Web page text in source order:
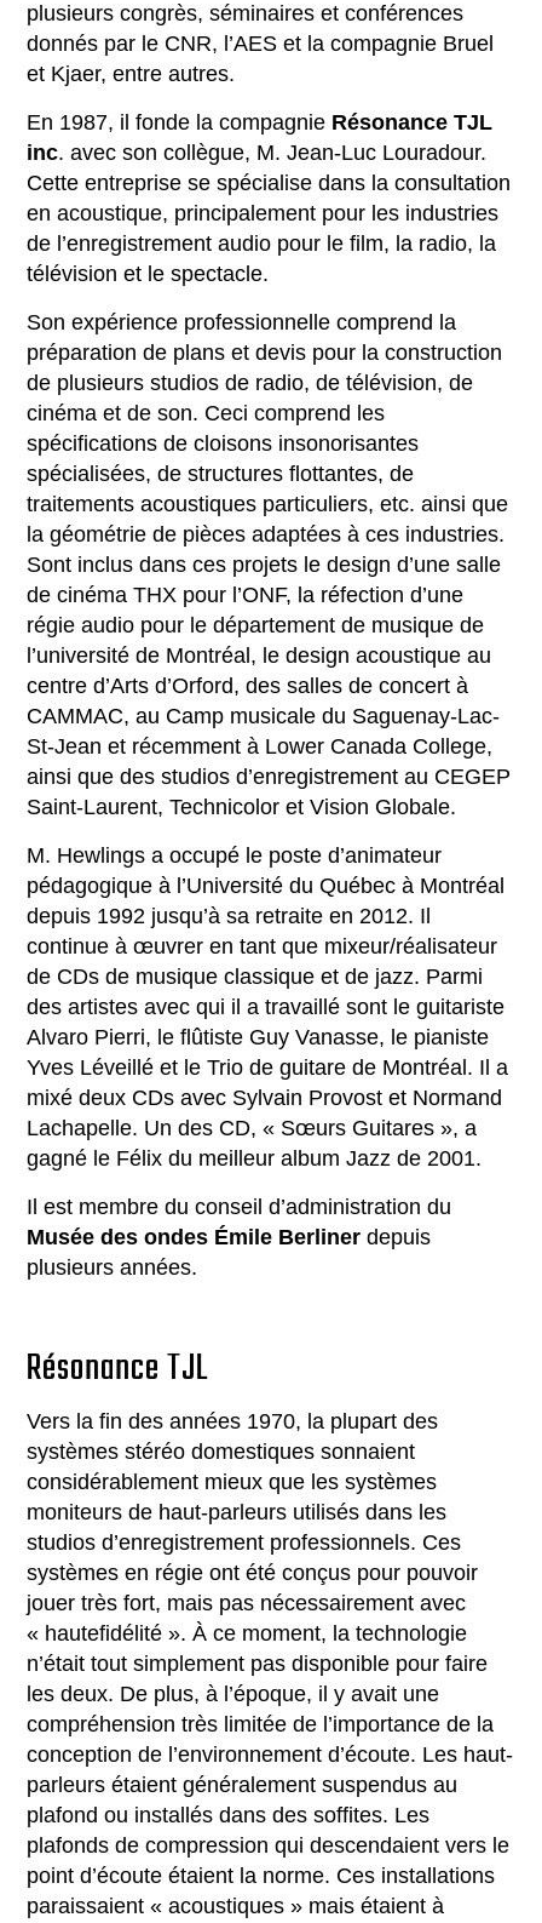
plusieurs congrès, séminaires et conférences
donnés par le CNR, l’AES et la compagnie Bruel
et Kjaer, entre autres.
En 1987, il fonde la compagnie Résonance TJL
inc. avec son collègue, M. Jean-Luc Louradour.
Cette entreprise se spécialise dans la consultation
en acoustique, principalement pour les industries
de l’enregistrement audio pour le film, la radio, la
télévision et le spectacle.
Son expérience professionnelle comprend la
préparation de plans et devis pour la construction
de plusieurs studios de radio, de télévision, de
cinéma et de son. Ceci comprend les
spécifications de cloisons insonorisantes
spécialisées, de structures flottantes, de
traitements acoustiques particuliers, etc. ainsi que
la géométrie de pièces adaptées à ces industries.
Sont inclus dans ces projets le design d’une salle
de cinéma THX pour l’ONF, la réfection d’une
régie audio pour le département de musique de
l’université de Montréal, le design acoustique au
centre d’Arts d’Orford, des salles de concert à
CAMMAC, au Camp musicale du Saguenay-Lac-
St-Jean et récemment à Lower Canada College,
ainsi que des studios d’enregistrement au CEGEP
Saint-Laurent, Technicolor et Vision Globale.
M. Hewlings a occupé le poste d’animateur
pédagogique à l’Université du Québec à Montréal
depuis 1992 jusqu’à sa retraite en 2012. Il
continue à œuvrer en tant que mixeur/réalisateur
de CDs de musique classique et de jazz. Parmi
des artistes avec qui il a travaillé sont le guitariste
Alvaro Pierri, le flûtiste Guy Vanasse, le pianiste
Yves Léveillé et le Trio de guitare de Montréal. Il a
mixé deux CDs avec Sylvain Provost et Normand
Lachapelle. Un des CD, « Sœurs Guitares », a
gagné le Félix du meilleur album Jazz de 2001.
Il est membre du conseil d’administration du
Musée des ondes Émile Berliner depuis
plusieurs années.
Résonance TJL
Vers la fin des années 1970, la plupart des
systèmes stéréo domestiques sonnaient
considérablement mieux que les systèmes
moniteurs de haut-parleurs utilisés dans les
studios d’enregistrement professionnels. Ces
systèmes en régie ont été conçus pour pouvoir
jouer très fort, mais pas nécessairement avec
« hautefidélité ». À ce moment, la technologie
n’était tout simplement pas disponible pour faire
les deux. De plus, à l’époque, il y avait une
compréhension très limitée de l’importance de la
conception de l’environnement d’écoute. Les haut-
parleurs étaient généralement suspendus au
plafond ou installés dans des soffites. Les
plafonds de compression qui descendaient vers le
point d’écoute étaient la norme. Ces installations
paraissaient « acoustiques » mais étaient à